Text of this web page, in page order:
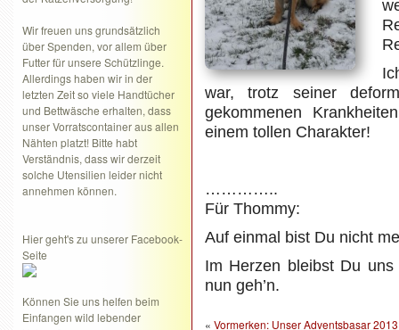
Wir freuen uns grundsätzlich
über Spenden, vor allem über
Futter für unsere Schützlinge.
Allerdings haben wir in der
letzten Zeit so viele Handtücher
und Bettwäsche erhalten, dass
unser Vorratscontainer aus allen
Nähten platzt! Bitte habt
Verständnis, dass wir derzeit
solche Utensilien leider nicht
annehmen können.
Hier geht's zu unserer Facebook-
Seite
Können Sie uns helfen beim
Einfangen wild lebender
war, trotz seiner
gekommenen
einem tollen Charakter!
…………..
Für Thommy:
Auf einmal bist Du nicht
Im Herzen bleibst Du
nun geh’n.
« Vormerken: Unser Adventsbasar